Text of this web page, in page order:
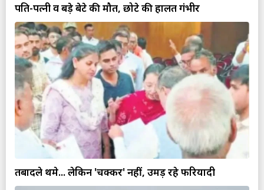
पति-पत्नी व बड़े बेटे की मौत, छोटे की हालत गंभीर
तबादले थमे... लेकिन 'चक्कर' नहीं, उमड़ रहे फरियादी